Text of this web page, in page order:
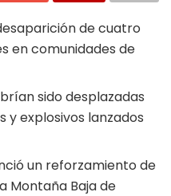
de cuatro
en comunidades de
sido desplazadas
y explosivos lanzados
un reforzamiento de
Montaña Baja de